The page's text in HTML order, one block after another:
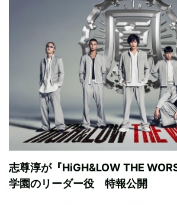
志尊淳が『HiGH&LOW THE
学園のリーダー役 特報公開